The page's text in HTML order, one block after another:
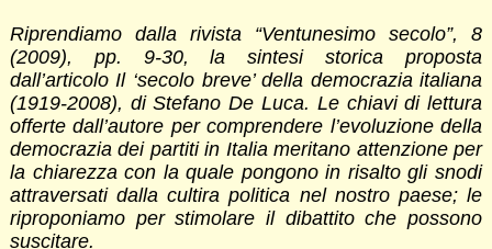
Riprendiamo dalla rivista “Ventunesimo secolo”, 8
(2009), pp. 9-30, la sintesi storica proposta
dall’articolo Il ‘secolo breve’ della democrazia italiana
(1919-2008), di Stefano De Luca. Le chiavi di lettura
offerte dall’autore per comprendere l’evoluzione della
democrazia dei partiti in Italia meritano attenzione per
la chiarezza con la quale pongono in risalto gli snodi
attraversati dalla cultira politica nel nostro paese; le
riproponiamo per stimolare il dibattito che possono
suscitare.